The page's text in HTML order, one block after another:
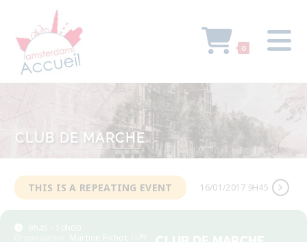
0
CLUB DE MARCHE
THIS IS A REPEATING EVENT 16/01/2017 9H45